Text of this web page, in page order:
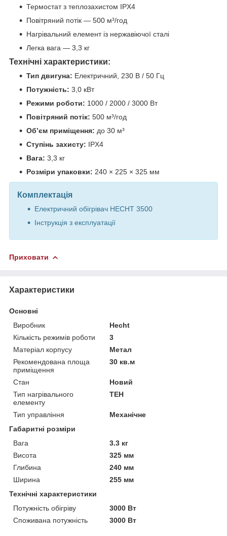
Термостат з теплозахистом IPX4
Повітряний потік — 500 м³/год
Нагрівальний елемент із нержавіючої сталі
Легка вага — 3,3 кг
Технічні характеристики:
Тип двигуна: Електричний, 230 В / 50 Гц
Потужність: 3,0 кВт
Режими роботи: 1000 / 2000 / 3000 Вт
Повітряний потік: 500 м³/год
Об’єм приміщення: до 30 м³
Ступінь захисту: IPX4
Вага: 3,3 кг
Розміри упаковки: 240 × 225 × 325 мм
Комплектація
Електричний обігрівач HECHT 3500
Інструкція з експлуатації
Приховати
Характеристики
Основні
Виробник
Hecht
Кількість режимів роботи
3
Матеріал корпусу
Метал
Рекомендована площа
приміщення
30 кв.м
Стан
Новий
Тип нагрівального
елементу
ТЕН
Тип управління
Механічне
Габаритні розміри
Вага
3.3 кг
Висота
325 мм
Глибина
240 мм
Ширина
255 мм
Технічні характеристики
Потужність обігріву
3000 Вт
Споживана потужність
3000 Вт